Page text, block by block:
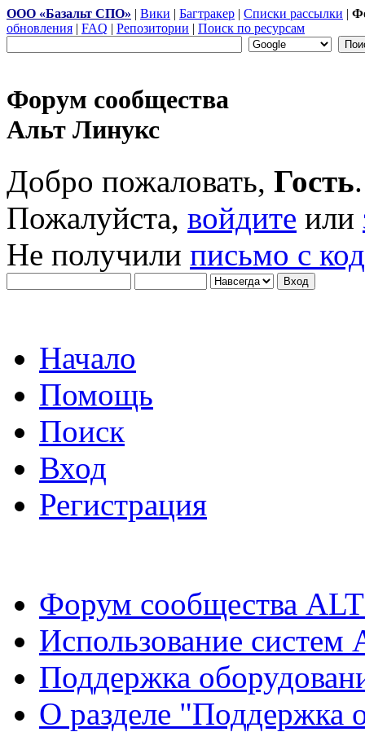
ООО «Базальт СПО» | Вики | Багтракер | Списки рассылки |
обновления | FAQ | Репозитории | Поиск по ресурсам
Форум сообщества
Альт Линукс
Добро пожаловать, Гость.
Пожалуйста, войдите или
Не получили письмо с
Начало
Помощь
Поиск
Вход
Регистрация
Форум сообщества
Использование систем
Поддержка
О разделе "Поддержка